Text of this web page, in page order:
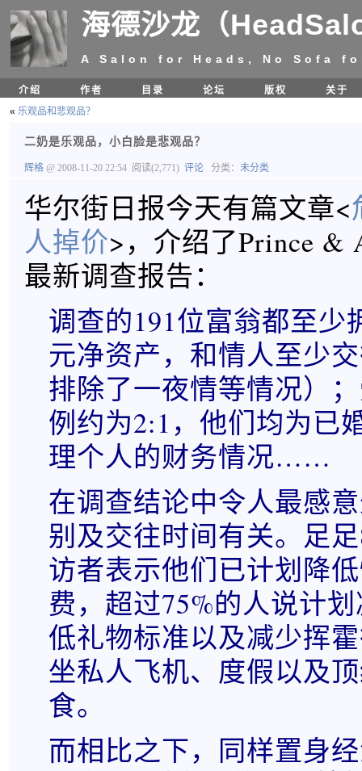
海德沙龙（
A Salon for Heads, No Sofa
介绍 作者 目录 论坛 版权
关于
« 乐观品和悲观品？
二奶是乐观品，小白脸是悲观品？
辉格 @ 2008-11-20 22:54 阅读(2,771) 评论 分类： 未分类
华尔街日报今天有篇文章<
人掉价>，介绍了Prince &
最新调查报告：
调查的191位富翁都至少
元净资产，和情人至少
排除了一夜情等情况）
例约为2:1，他们均为已
理个人的财务情况……
在调查结论中令人最感
别及交往时间有关。足
访者表示他们已计划降
费，超过75%的人说计
低礼物标准以及减少挥
坐私人飞机、度假以及
食。
而相比之下，同样置身